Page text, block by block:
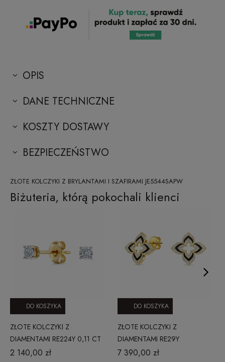
OPIS
DANE TECHNICZNE
KOSZTY DOSTAWY
BEZPIECZEŃSTWO
ZŁOTE KOLCZYKI Z BRYLANTAMI I SZAFIRAMI JE5544SAPW
Biżuteria, którą pokochali klienci
ZŁOTE KOLCZYKI Z
DIAMENTAMI RE224Y 0,11 CT
2 140,00 zł
DO KOSZYKA
ZŁOTE KOLCZYKI Z
DIAMENTAMI RE29Y
7 390,00 zł
DO KOSZYKA